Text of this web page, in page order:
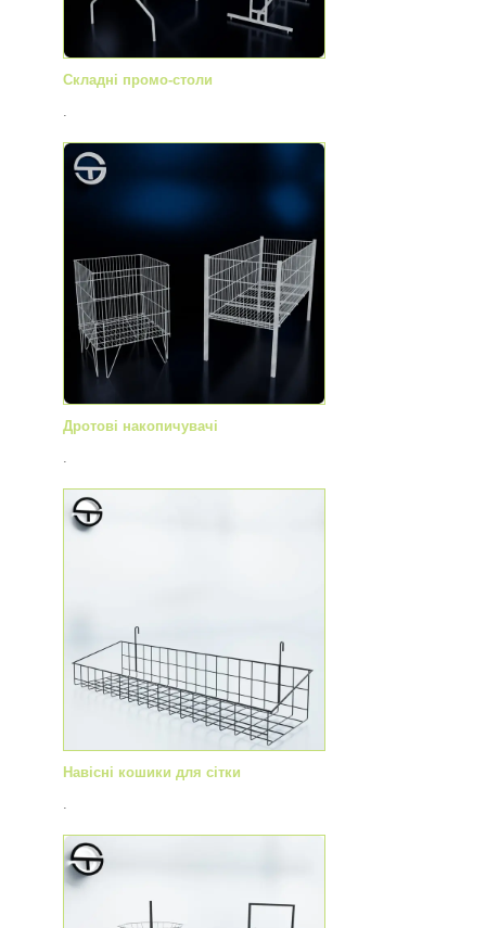
Складні промо-столи
Дротові накопичувачі
Навісні кошики для сітки